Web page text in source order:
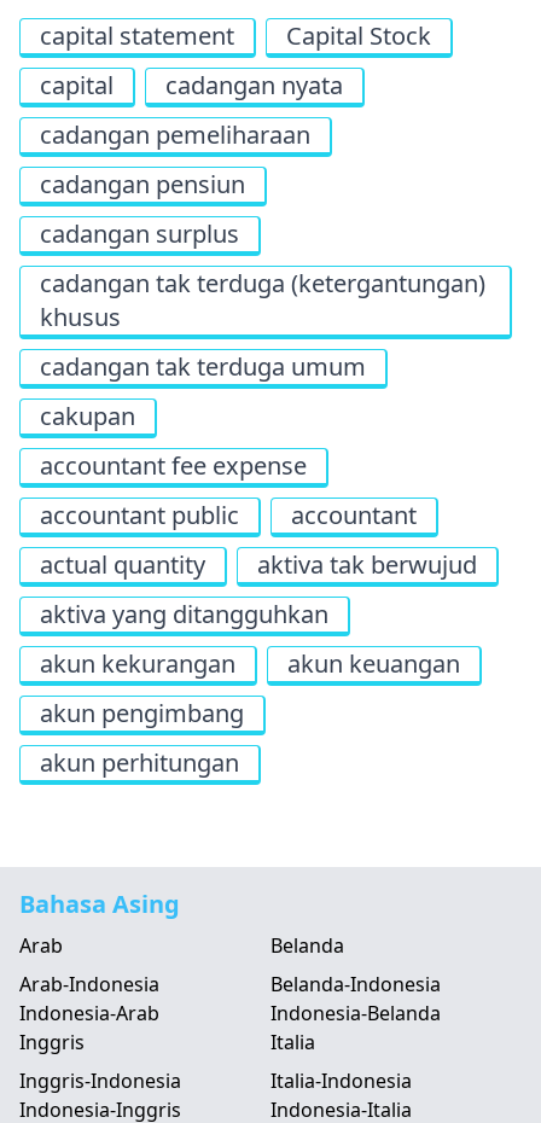
capital statement
Capital Stock
capital
cadangan nyata
cadangan pemeliharaan
cadangan pensiun
cadangan surplus
cadangan tak terduga (ketergantungan)
khusus
cadangan tak terduga umum
cakupan
accountant fee expense
accountant public
accountant
actual quantity
aktiva tak berwujud
aktiva yang ditangguhkan
akun kekurangan
akun keuangan
akun pengimbang
akun perhitungan
Bahasa Asing
Arab
Arab-Indonesia
Indonesia-Arab
Belanda
Belanda-Indonesia
Indonesia-Belanda
Inggris
Inggris-Indonesia
Indonesia-Inggris
Italia
Italia-Indonesia
Indonesia-Italia